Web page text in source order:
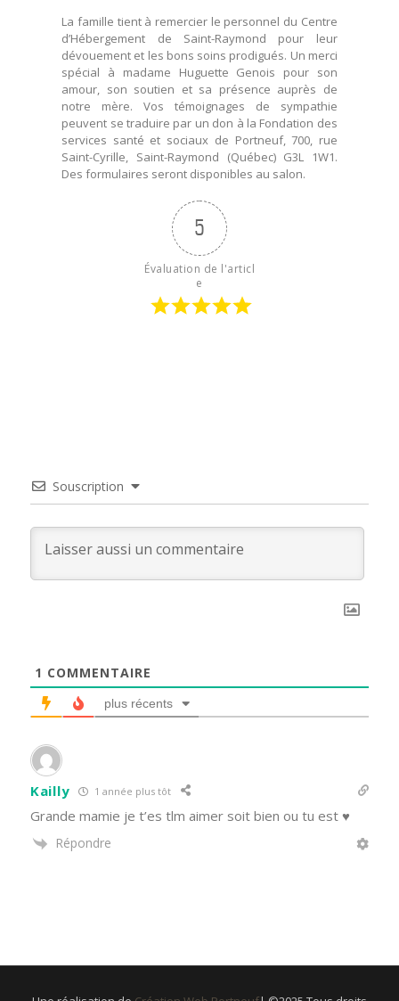
La famille tient à remercier le personnel du Centre
d’Hébergement de Saint-Raymond pour leur
dévouement et les bons soins prodigués. Un merci
spécial à madame Huguette Genois pour son
amour, son soutien et sa présence auprès de
notre mère. Vos témoignages de sympathie
peuvent se traduire par un don à la Fondation des
services santé et sociaux de Portneuf, 700, rue
Saint-Cyrille, Saint-Raymond (Québec) G3L 1W1.
Des formulaires seront disponibles au salon.
5
Évaluation de l'articl
e
Souscription
1 COMMENTAIRE
plus récents
Kailly 1 année plus tôt
Grande mamie je t’es tlm aimer soit bien ou tu est ♥️
Répondre